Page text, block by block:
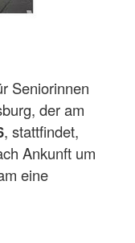
Seniorinnen
der am
, stattfindet,
Ankunft um
eine